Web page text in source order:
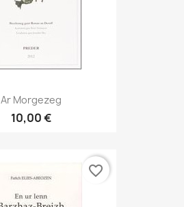
Ar Morgezeg
10,00 €
favorite_border